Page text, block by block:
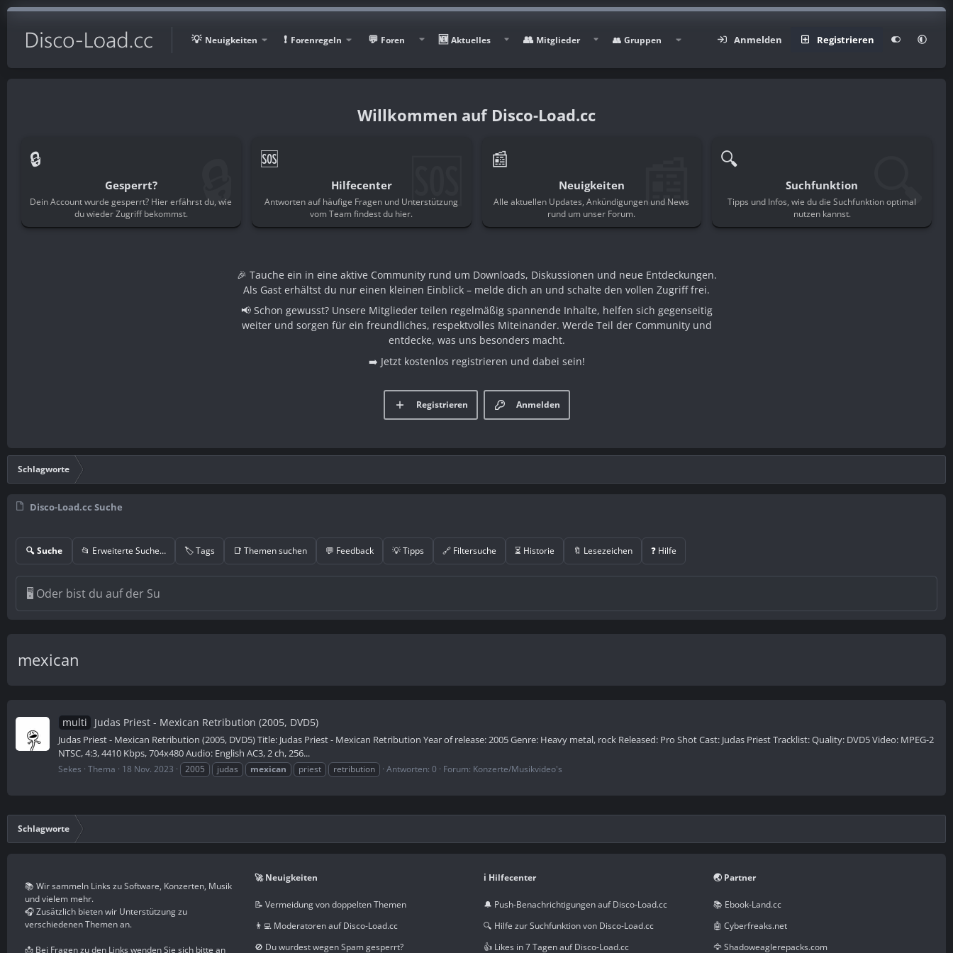
Neuigkeiten Forenregeln Foren Aktuelles Mitglieder Gruppen Anmelden Registrieren
Disco-Load.cc
🔒
Gesperrt?
Dein Account wurde gesperrt? Hier erfährst du, wie
du wieder Zugriff bekommst.
🔒 🆘
Hilfecenter
Antworten auf häufige Fragen und Unterstützung
vom Team findest du hier.🆘 📰
Neuigkeiten
Alle aktuellen Updates, Ankündigungen und News
rund um unser Forum. 📰 🔍
Suchfunktion
Tipps und Infos, wie du die Suchfunktion optimal
nutzen kannst.
🔍
🎉 Tauche ein in eine aktive Community rund um Downloads, Diskussionen und neue Entdeckungen.
Als Gast erhältst du nur einen kleinen Einblick – melde dich an und schalte den vollen Zugriff frei.
📢 Schon gewusst? Unsere Mitglieder teilen regelmäßig spannende Inhalte, helfen sich gegenseitig
weiter und sorgen für ein freundliches, respektvolles Miteinander. Werde Teil der Community und
entdecke, was uns besonders macht.
➡️ Jetzt kostenlos registrieren und dabei sein!
Anmelden
Registrieren
Schlagworte
Disco-Load.cc Suche
🔍 Suche 📂 Erweiterte Suche… 🏷️ Tags 📑 Themen suchen 💬 Feedback 💡 Tipps 🔗 Filtersuche ⏳ Historie 🔖 Lesezeichen ❓ Hilfe
mexican
multi Judas Priest - Mexican Retribution (2005, DVD5)
Judas Priest - Mexican Retribution (2005, DVD5) Title: Judas Priest - Mexican Retribution Year of release: 2005 Genre: Heavy metal, rock Released: Pro Shot Cast: Judas Priest Tracklist: Quality: DVD5 Video: MPEG-2
NTSC, 4:3, 4410 Kbps, 704x480 Audio: English AC3, 2 ch, 256...
Sekes Thema 18 Nov. 2023 2005 judas mexican priest retribution Antworten: 0 Forum: Konzerte/Musikvideo's
Schlagworte
📚 Wir sammeln Links zu Software, Konzerten, Musik
und vielem mehr.
🎧 Zusätzlich bieten wir Unterstützung zu
verschiedenen Themen an.
📩 Bei Fragen zu den Links wenden Sie sich bitte an
🚀 Neuigkeiten
📝 Vermeidung von doppelten Themen
👨‍💻 Moderatoren auf Disco-Load.cc
🚫 Du wurdest wegen Spam gesperrt?
ℹ️ Hilfecenter
🔔 Push-Benachrichtigungen auf Disco-Load.cc
🔍 Hilfe zur Suchfunktion von Disco-Load.cc
👍 Likes in 7 Tagen auf Disco-Load.cc
🌏 Partner
📚 Ebook-Land.cc
🤖 Cyberfreaks.net
🦅 Shadoweaglerepacks.com